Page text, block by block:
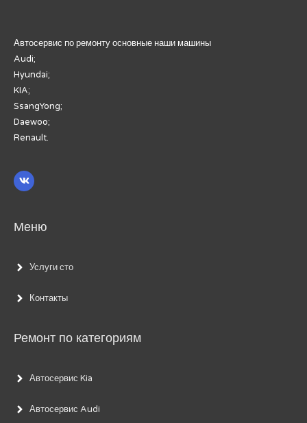
Автосервис по ремонту основные наши машины
Audi;
Hyundai;
KIA;
SsangYong;
Daewoo;
Renault.
Меню
Услуги сто
Контакты
Ремонт по категориям
Автосервис Kia
Автосервис Audi